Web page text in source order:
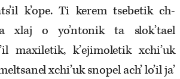
k’ope. Ti kerem tsebetik ch-
xlaj o yo’ntonik ta slok’tael
maxiletik, k’ejimoletik xchi’uk
xchi’uk snopel ach’ lo’il ja’